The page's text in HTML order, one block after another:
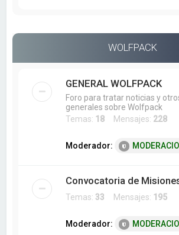
WOLFPACK
GENERAL WOLFPACK
Foro para tratar noticias y
generales sobre Wolfpack
Temas: 18 Mensajes: 228
Moderador:
Convocatoria de
Temas: 33 Mensajes: 195
Moderador: